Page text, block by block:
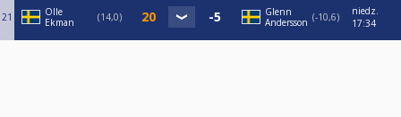
21
Olle
Ekman
14,0
Glenn
Andersson
-10,6
niedz.
17:34